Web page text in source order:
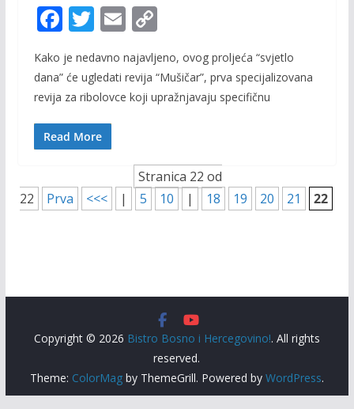
F
e
b
o
o
T
w
itt
er
E
ai
l
C
p
y
k
Kako je nedavno najavljeno, ovog proljeća “svjetlo
dana” će ugledati revija “Mušičar”, prva specijalizovana
revija za ribolovce koji upražnjavaju specifičnu
Read More
Stranica 22 od
22
Prva <<< | 5 10 | 18 19 20 21 22
Copyright © 2026 Bistro Bosno i Hercegovino!. All rights
reserved.
Theme: ColorMagby ThemeGrill. Powered by WordPress.